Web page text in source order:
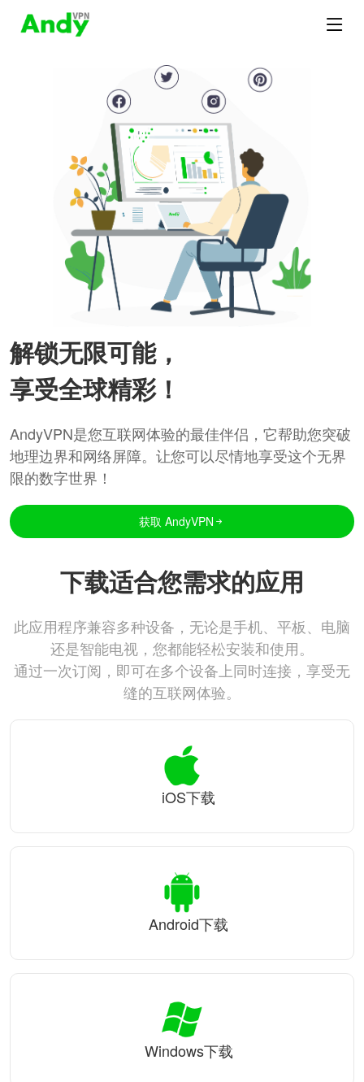
解锁无限可能，
享受全球精彩！
AndyVPN是您互联网体验的最佳伴侣，它帮助您突破
地理边界和网络屏障。让您可以尽情地享受这个无界
限的数字世界！
获取 AndyVPN
下载适合您需求的应用
此应用程序兼容多种设备，无论是手机、平板、电脑
还是智能电视，您都能轻松安装和使用。
通过一次订阅，即可在多个设备上同时连接，享受无
缝的互联网体验。
iOS下载
Android下载
Windows下载